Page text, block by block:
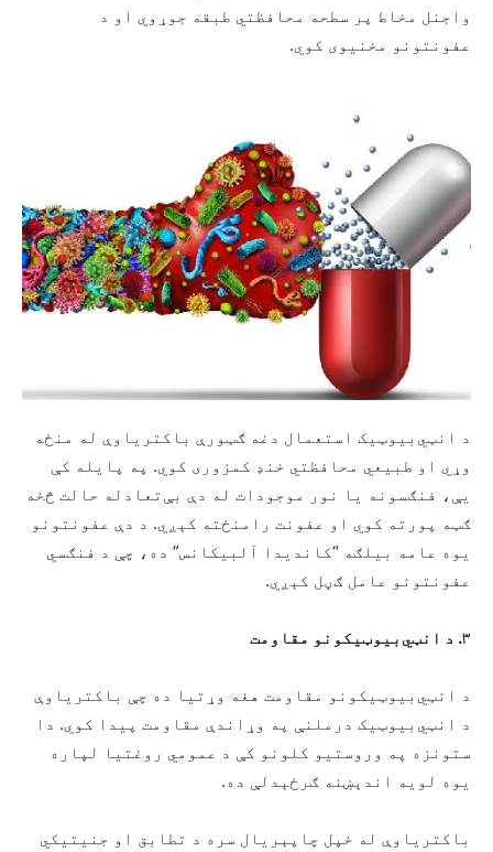
واجنل مخاط پر سطحه محافظتي طبقه جوړوي او د
عفونتونو مخنیوی کوي.
د انټي‌بیوټیک استعمال دغه ګټورې باکتریاوې له منځه
وړي او طبیعي محافظتي خنډ کمزوری کوي. په پایله کې
یې، فنګسونه یا نور موجودات له دې بې‌تعادله حالت څخه
ګټه پورته کوي او عفونت رامنځته کېږي. د دې عفونتونو
یوه عامه بیلګه “کاندیدا آلبیکانس” ده، چې د فنګسي
عفونتونو عامل ګڼل کېږي.
۳. د انټي‌بیوټیکونو مقاومت
د انټي‌بیوټیکونو مقاومت هغه وړتیا ده چې باکتریاوې
د انټي‌بیوټیک درملنې په وړاندې مقاومت پیدا کوي. دا
ستونزه په وروستیو کلونو کې د عمومي روغتیا لپاره
یوه لویه اندېښنه ګرځېدلې ده.
باکتریاوې له خپل چاپېریال سره د تطابق او جنیتیکي